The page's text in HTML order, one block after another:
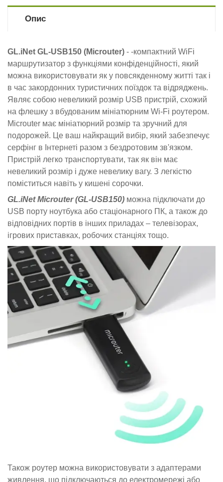
Опис
GL.iNet GL-USB150 (Microuter) - -компактний WiFi
маршрутизатор з функціями конфіденційності, який
можна використовувати як у повсякденному житті так і
в час закордонних туристичних поїздок та відряджень.
Являє собою невеликий розмір USB пристрій, схожий
на флешку з вбудованим мініатюрним Wi-Fi роутером.
Microuter має мініатюрний розмір та зручний для
подорожей. Це ваш найкращий вибір, який забезпечує
серфінг в Інтернеті разом з бездротовим зв'язком.
Пристрій легко транспортувати, так як він має
невеликий розмір і дуже невелику вагу. З легкістю
поміститься навіть у кишені сорочки.
GL.iNet Microuter (GL-USB150) можна підключати до
USB порту ноутбука або стаціонарного ПК, а також до
відповідних портів в інших приладах – телевізорах,
ігрових приставках, робочих станціях тощо.
Також роутер можна використовувати з адаптерами
живлення, що підключаються до електромережі або